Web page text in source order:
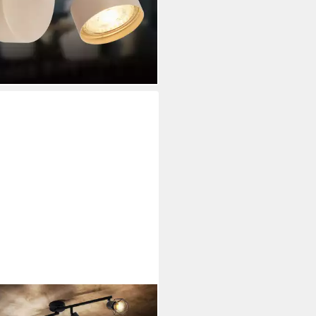
GU10, Innen, Wohnzimmer
€ 9,95 €
- in 3-4 Werktagen bei dir
LIGHTING